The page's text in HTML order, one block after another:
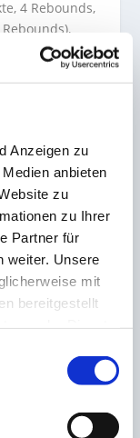
Anzeigen zu
anbieten
zu
zu Ihrer
Partner für
weiter. Unsere
mit
bereitgestellt
4 Rebounds,
wurde noch
–FOTOS:
NÄCHSTE